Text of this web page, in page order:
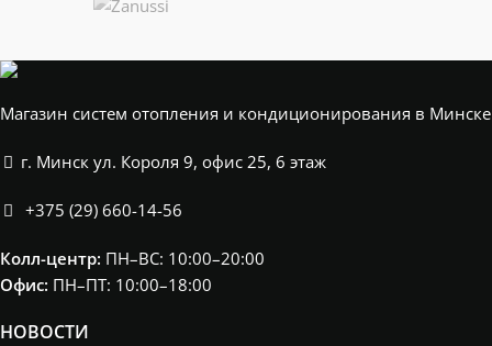
Магазин систем отопления и кондиционирования в Минске
г. Минск ул. Короля 9, офис 25, 6 этаж
+375 (29) 660-14-56
Колл-центр: ПН–ВС: 10:00–20:00​
Офис: ПН–ПТ: 10:00–18:00
НОВОСТИ